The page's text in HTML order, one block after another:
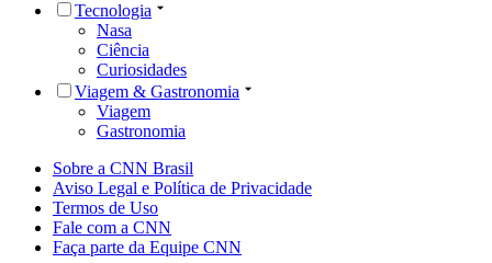
Tecnologia
Nasa
Ciência
Curiosidades
Viagem & Gastronomia
Viagem
Gastronomia
Sobre a CNN Brasil
Aviso Legal e Política de Privacidade
Termos de Uso
Fale com a CNN
Faça parte da Equipe CNN